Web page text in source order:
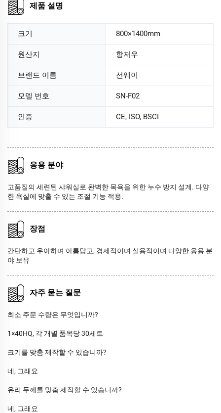
제품 설명
크기 800×1400mm
원산지 항저우
브랜드 이름 선웨이
모델 번호 SN-F02
인증 CE, ISO, BSCI
응용 분야
고품질의 세련된 샤워실로 완벽한 목욕을 위한 누수 방지 설계. 다양
한 욕실에 맞출 수 있는 조절 기능 적용.
장점
간단하고 우아하며 아름답고, 경제적이며 실용적이며 다양한 응용 분
야 보유
자주 묻는 질문
최소 주문 수량은 무엇입니까?
1×40HQ, 각 개별 품목당 30세트
크기를 맞춤 제작할 수 있습니까?
네, 그래요
유리 두께를 맞춤 제작할 수 있습니까?
네, 그래요